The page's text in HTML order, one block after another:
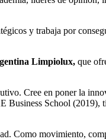
y trabaja por
Limpiolux, que
Cree en poner la
School (2019),
Como movimiento,